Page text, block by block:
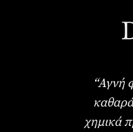
“Αγνή
χημικά